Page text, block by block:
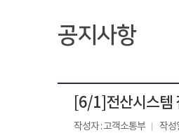
공지사항
[6/1]전산시스템
작성자 : 고객소통부 작성